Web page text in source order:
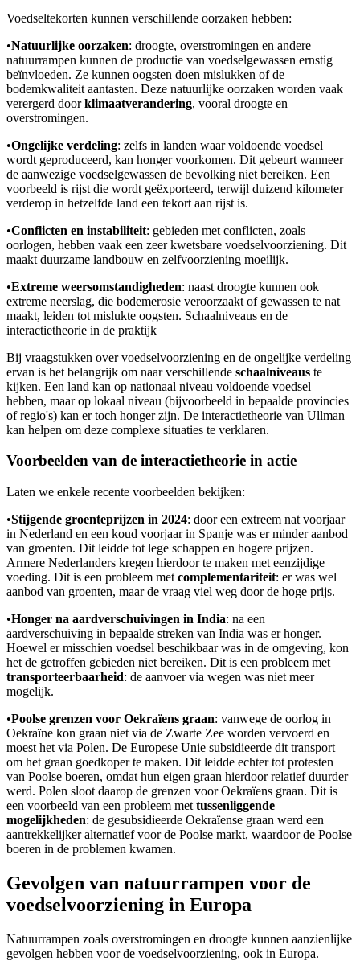
Voedseltekorten kunnen verschillende oorzaken hebben:
•Natuurlijke oorzaken: droogte, overstromingen en andere
natuurrampen kunnen de productie van voedselgewassen ernstig
beïnvloeden. Ze kunnen oogsten doen mislukken of de
bodemkwaliteit aantasten. Deze natuurlijke oorzaken worden vaak
verergerd doorklimaatverandering, vooral droogte en
overstromingen.
•Ongelijke verdeling: zelfs in landen waar voldoende voedsel
wordt geproduceerd, kan honger voorkomen. Dit gebeurt wanneer
de aanwezige voedselgewassen de bevolking niet bereiken. Een
voorbeeld is rijst die wordt geëxporteerd, terwijl duizend kilometer
verderop in hetzelfde land een tekort aan rijst is.
•Conflicten en instabiliteit: gebieden met conflicten, zoals
oorlogen, hebben vaak een zeer kwetsbare voedselvoorziening. Dit
maakt duurzame landbouw en zelfvoorziening moeilijk.
•Extreme weersomstandigheden: naast droogte kunnen ook
extreme neerslag, die bodemerosie veroorzaakt of gewassen te nat
maakt, leiden tot mislukte oogsten. Schaalniveaus en de
interactietheorie in de praktijk
Bij vraagstukken over voedselvoorziening en de ongelijke verdeling
ervan is het belangrijk om naar verschillende schaalniveaus te
kijken. Een land kan op nationaal niveau voldoende voedsel
hebben, maar op lokaal niveau (bijvoorbeeld in bepaalde provincies
of regio's) kan er toch honger zijn. De interactietheorie van Ullman
kan helpen om deze complexe situaties te verklaren.
Voorbeelden van de interactietheorie in actie
Laten we enkele recente voorbeelden bekijken:
•Stijgende groenteprijzen in 2024: door een extreem nat voorjaar
in Nederland en een koud voorjaar in Spanje was er minder aanbod
van groenten. Dit leidde tot lege schappen en hogere prijzen.
Armere Nederlanders kregen hierdoor te maken met eenzijdige
voeding. Dit is een probleem met complementariteit: er was wel
aanbod van groenten, maar de vraag viel weg door de hoge prijs.
•Honger na aardverschuivingen in India: na een
aardverschuiving in bepaalde streken van India was er honger.
Hoewel er misschien voedsel beschikbaar was in de omgeving, kon
het de getroffen gebieden niet bereiken. Dit is een probleem met
transporteerbaarheid: de aanvoer via wegen was niet meer
mogelijk.
•Poolse grenzen voor Oekraïens graan: vanwege de oorlog in
Oekraïne kon graan niet via de Zwarte Zee worden vervoerd en
moest het via Polen. De Europese Unie subsidieerde dit transport
om het graan goedkoper te maken. Dit leidde echter tot protesten
van Poolse boeren, omdat hun eigen graan hierdoor relatief duurder
werd. Polen sloot daarop de grenzen voor Oekraïens graan. Dit is
een voorbeeld van een probleem met tussenliggende
mogelijkheden: de gesubsidieerde Oekraïense graan werd een
aantrekkelijker alternatief voor de Poolse markt, waardoor de Poolse
boeren in de problemen kwamen.
Gevolgen van natuurrampen voor de
voedselvoorziening in Europa
Natuurrampen zoals overstromingen en droogte kunnen aanzienlijke
gevolgen hebben voor de voedselvoorziening, ook in Europa.